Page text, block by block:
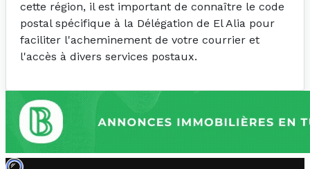
cette région, il est important de connaître le code
postal spécifique à la Délégation de El Alia pour
faciliter l'acheminement de votre courrier et
l'accès à divers services postaux.